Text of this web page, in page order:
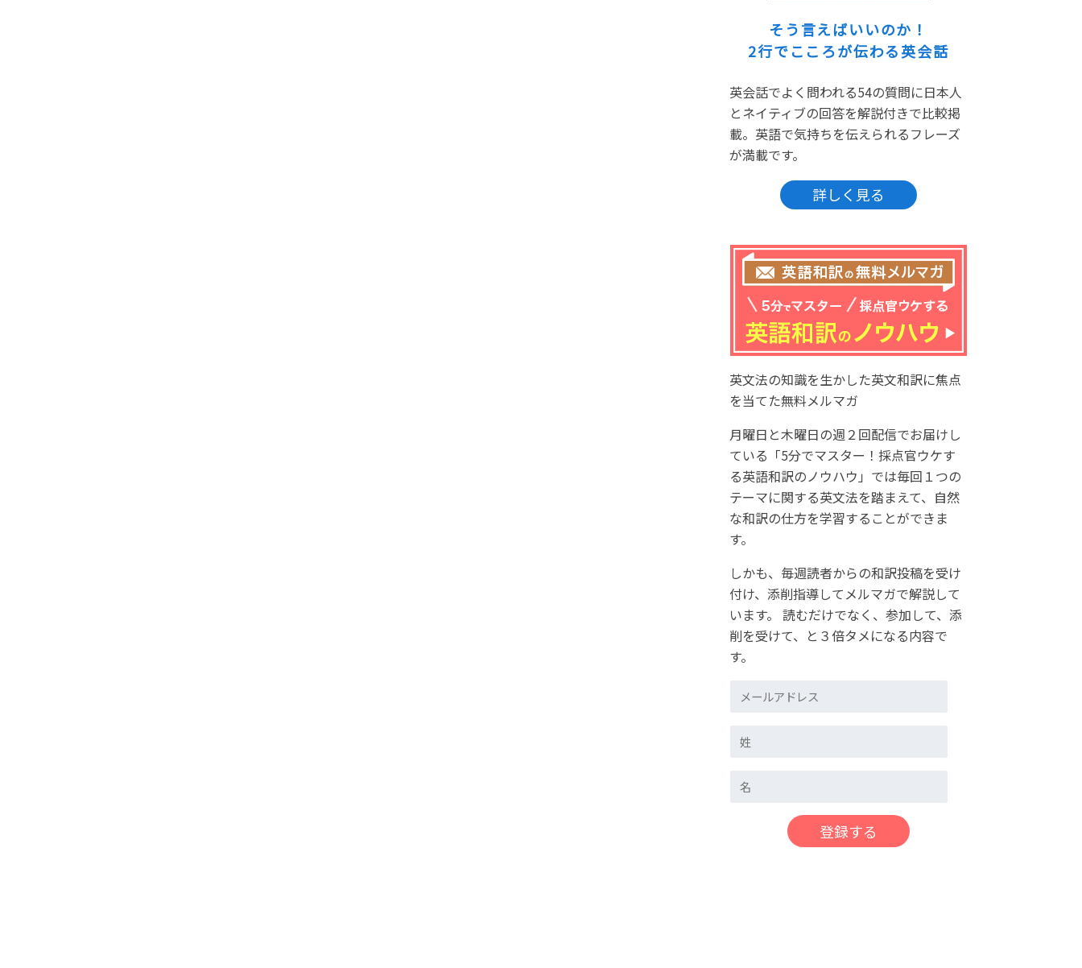
そう言えばいいのか！
2行でこころが伝わる英会話
英会話でよく問われる54の質問に日本人
とネイティブの回答を解説付きで比較掲
載。英語で気持ちを伝えられるフレーズ
が満載です。
詳しく見る
英文法の知識を生かした英文和訳に焦点
を当てた無料メルマガ
月曜日と木曜日の週２回配信でお届けし
ている「5分でマスター！採点官ウケす
る英語和訳のノウハウ」では毎回１つの
テーマに関する英文法を踏まえて、自然
な和訳の仕方を学習することができま
す。
しかも、毎週読者からの和訳投稿を受け
付け、添削指導してメルマガで解説して
います。 読むだけでなく、参加して、添
削を受けて、と３倍タメになる内容で
す。